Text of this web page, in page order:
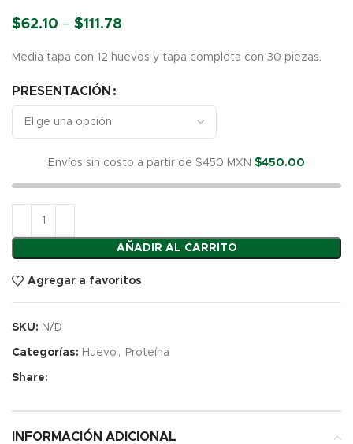
$62.10 – $111.78
$62.10
Media tapa con 12 huevos y tapa completa con 30 piezas.
PRESENTACIÓN
AÑADIR AL CARRITO
Envíos sin costo a partir de $450 MXN $450.00
Agregar a favoritos
SKU: N/D
Categorías: Huevo , Proteína
Share:
INFORMACIÓN ADICIONAL